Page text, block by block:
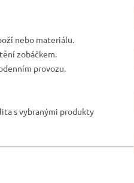
nebo materiálu.
zobáčkem.
provozu.
s vybranými produkty